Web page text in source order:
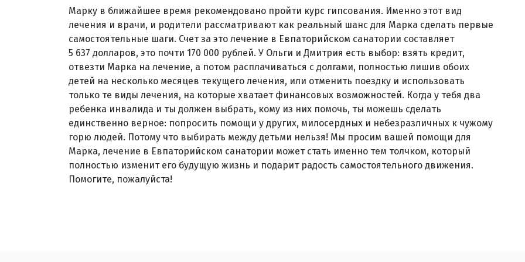
Марку в ближайшее время рекомендовано пройти курс гипсования. Именно этот вид
лечения и врачи, и родители рассматривают как реальный шанс для Марка сделать первые
самостоятельные шаги. Счет за это лечение в Евпаторийском санатории составляет
5 637 долларов, это почти 170 000 рублей. У Ольги и Дмитрия есть выбор: взять кредит,
отвезти Марка на лечение, а потом расплачиваться с долгами, полностью лишив обоих
детей на несколько месяцев текущего лечения, или отменить поездку и использовать
только те виды лечения, на которые хватает финансовых возможностей. Когда у тебя два
ребенка инвалида и ты должен выбрать, кому из них помочь, ты можешь сделать
единственно верное: попросить помощи у других, милосердных и небезразличных к чужому
горю людей. Потому что выбирать между детьми нельзя! Мы просим вашей помощи для
Марка, лечение в Евпаторийском санатории может стать именно тем толчком, который
полностью изменит его будущую жизнь и подарит радость самостоятельного движения.
Помогите, пожалуйста!